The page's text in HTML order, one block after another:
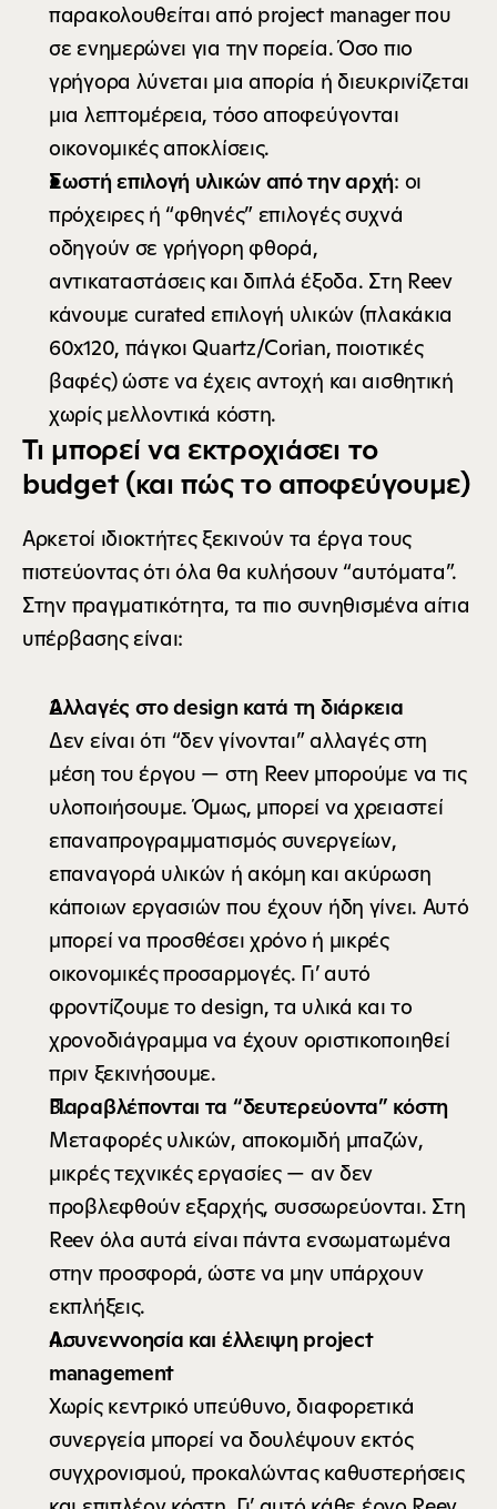
παρακολουθείται από project manager που
σε ενημερώνει για την πορεία. Όσο πιο
γρήγορα λύνεται μια απορία ή διευκρινίζεται
μια λεπτομέρεια, τόσο αποφεύγονται
οικονομικές αποκλίσεις.
Σωστή επιλογή υλικών από την αρχή: οι
πρόχειρες ή “φθηνές” επιλογές συχνά
οδηγούν σε γρήγορη φθορά,
αντικαταστάσεις και διπλά έξοδα. Στη Reev
κάνουμε curated επιλογή υλικών (πλακάκια
60x120, πάγκοι Quartz/Corian, ποιοτικές
βαφές) ώστε να έχεις αντοχή και αισθητική
χωρίς μελλοντικά κόστη.
Τι μπορεί να εκτροχιάσει το
budget (και πώς το αποφεύγουμε)
Αρκετοί ιδιοκτήτες ξεκινούν τα έργα τους
πιστεύοντας ότι όλα θα κυλήσουν “αυτόματα”.
Στην πραγματικότητα, τα πιο συνηθισμένα αίτια
υπέρβασης είναι:
Αλλαγές στο design κατά τη διάρκεια
Δεν είναι ότι “δεν γίνονται” αλλαγές στη
μέση του έργου — στη Reev μπορούμε να τις
υλοποιήσουμε. Όμως, μπορεί να χρειαστεί
επαναπρογραμματισμός συνεργείων,
επαναγορά υλικών ή ακόμη και ακύρωση
κάποιων εργασιών που έχουν ήδη γίνει. Αυτό
μπορεί να προσθέσει χρόνο ή μικρές
οικονομικές προσαρμογές. Γι’ αυτό
φροντίζουμε το design, τα υλικά και το
χρονοδιάγραμμα να έχουν οριστικοποιηθεί
πριν ξεκινήσουμε.
Παραβλέπονται τα “δευτερεύοντα” κόστη
Μεταφορές υλικών, αποκομιδή μπαζών,
μικρές τεχνικές εργασίες — αν δεν
προβλεφθούν εξαρχής, συσσωρεύονται. Στη
Reev όλα αυτά είναι πάντα ενσωματωμένα
στην προσφορά, ώστε να μην υπάρχουν
εκπλήξεις.
Ασυνεννοησία και έλλειψη project
management
Χωρίς κεντρικό υπεύθυνο, διαφορετικά
συνεργεία μπορεί να δουλέψουν εκτός
συγχρονισμού, προκαλώντας καθυστερήσεις